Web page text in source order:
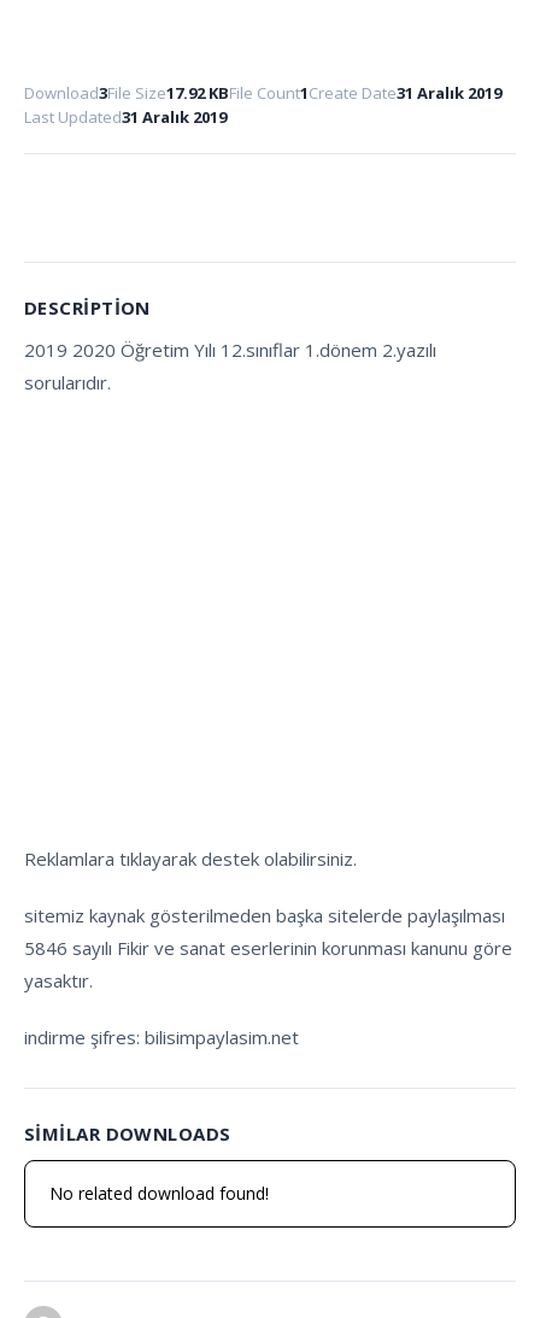
Download3File Size17.92 KBFile Count1Create Date31 Aralık 2019
Last Updated31 Aralık 2019
DESCRIPTION
2019 2020 Öğretim Yılı 12.sınıflar 1.dönem 2.yazılı
sorularıdır.
Reklamlara tıklayarak destek olabilirsiniz.
sitemiz kaynak gösterilmeden başka sitelerde paylaşılması
5846 sayılı Fikir ve sanat eserlerinin korunması kanunu göre
yasaktır.
indirme şifres: bilisimpaylasim.net
SIMILAR DOWNLOADS
No related download found!